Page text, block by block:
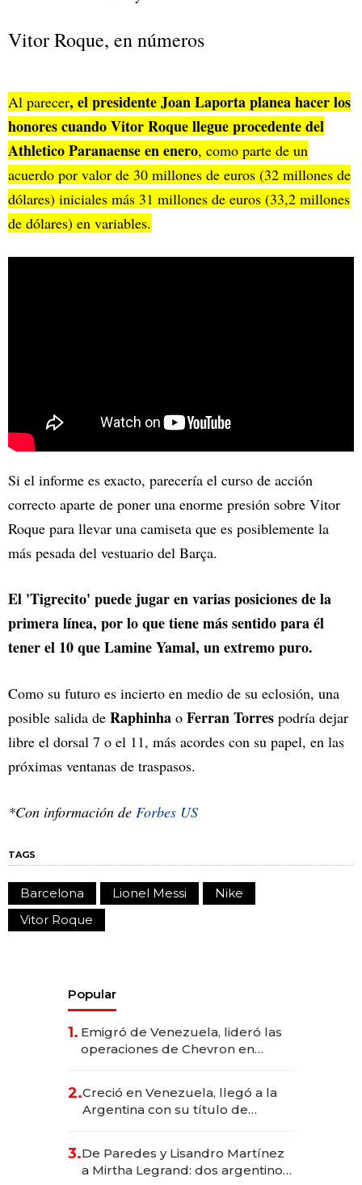
Vitor Roque, en números
Al parecer, el presidente Joan Laporta planea hacer los
honores cuando Vitor Roque llegue procedente del
Athletico Paranaense en enero, como parte de un
acuerdo por valor de 30 millones de euros (32 millones de
dólares) iniciales más 31 millones de euros (33,2 millones
de dólares) en variables.
Si el informe es exacto, parecería el curso de acción
correcto aparte de poner una enorme presión sobre Vitor
Roque para llevar una camiseta que es posiblemente la
más pesada del vestuario del Barça.
El 'Tigrecito' puede jugar en varias posiciones de la
primera línea, por lo que tiene más sentido para él
tener el 10 que Lamine Yamal, un extremo puro.
Como su futuro es incierto en medio de su eclosión, una
posible salida de Raphinha o Ferran Torres podría dejar
libre el dorsal 7 o el 11, más acordes con su papel, en las
próximas ventanas de traspasos.
*Con información de Forbes US
TAGS
Barcelona Lionel Messi
Nike
Vitor Roque
Popular
1. Emigró de Venezuela, lideró las
operaciones de Chevron en
2.Creció en Venezuela, llegó a la
Argentina con su título de
las marcas "fast premium"
3.De Paredes y Lisandro Martínez
a Mirtha Legrand: dos argentinos